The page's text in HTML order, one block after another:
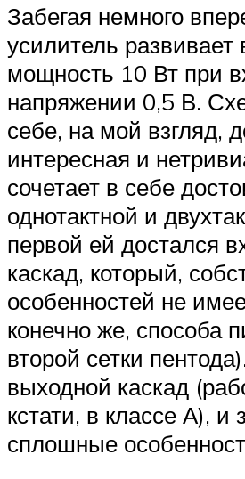
Забегая немного
усилитель
мощность 10 Вт при
напряжении 0,5 В.
себе, на мой взгляд,
интересная и
сочетает в себе
однотактной и
первой ей достался
каскад, который,
особенностей не
конечно же, способа
второй сетки
выходной каскад
кстати, в классе А), и
сплошные